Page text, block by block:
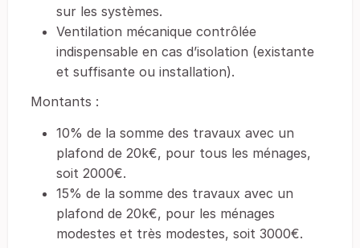
sur les systèmes.
Ventilation mécanique contrôlée
indispensable en cas d’isolation (existante
et suffisante ou installation).
Montants :
10% de la somme des travaux avec un
plafond de 20k€, pour tous les ménages,
soit 2000€.
15% de la somme des travaux avec un
plafond de 20k€, pour les ménages
modestes et très modestes, soit 3000€.